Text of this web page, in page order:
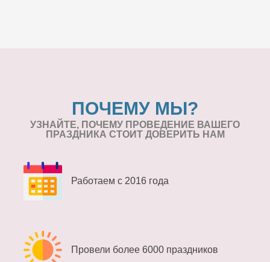
ПОЧЕМУ МЫ?
УЗНАЙТЕ, ПОЧЕМУ ПРОВЕДЕНИЕ ВАШЕГО
ПРАЗДНИКА СТОИТ ДОВЕРИТЬ НАМ
Работаем с 2016 года
Провели более 6000 праздников